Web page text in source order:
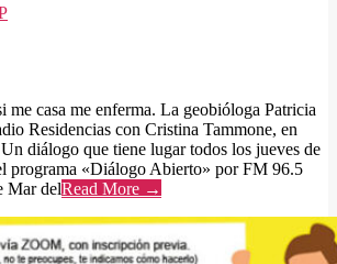
me casa me enferma. La geobióloga Patricia
Residencias con Cristina Tammone, en
diálogo que tiene lugar todos los jueves de
programa «Diálogo Abierto» por FM 96.5
Mar delRead More →